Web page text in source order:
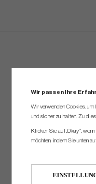
Wir passen Ihre
Wir verwenden Cookies, um
und sicher zu halten. Zu
Klicken Sie auf „Okay“,
möchten, indem Sie unten